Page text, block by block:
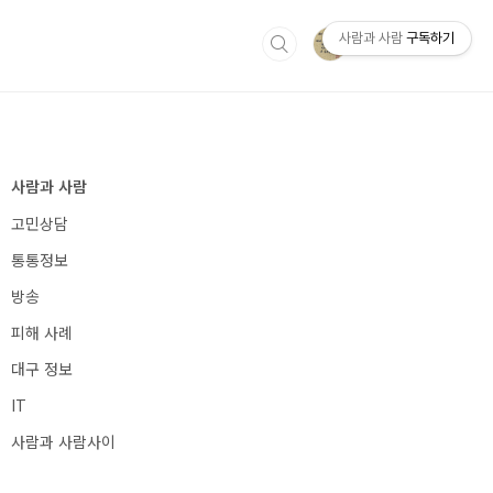
사람과 사람
고민상담
통통정보
방송
피해 사례
대구 정보
IT
사람과 사람사이
사람과 사람 구독하기